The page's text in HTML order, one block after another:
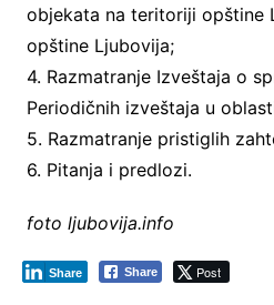
objekata na teritoriji opštine
opštine Ljubovija;
4. Razmatranje Izveštaja o
Periodičnih izveštaja u
5. Razmatranje pristiglih
6. Pitanja i predlozi.
foto ljubovija.info
Share Post
Share